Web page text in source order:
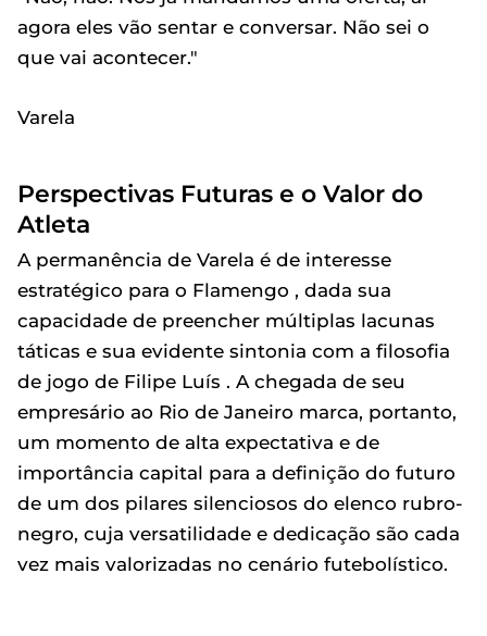
agora eles vão sentar e conversar. Não sei o
que vai acontecer."
Varela
Perspectivas Futuras e o Valor do
Atleta
A permanência de Varela é de interesse
estratégico para o Flamengo , dada sua
capacidade de preencher múltiplas lacunas
táticas e sua evidente sintonia com a filosofia
de jogo de Filipe Luís . A chegada de seu
empresário ao Rio de Janeiro marca, portanto,
um momento de alta expectativa e de
importância capital para a definição do futuro
de um dos pilares silenciosos do elenco rubro-
negro, cuja versatilidade e dedicação são cada
vez mais valorizadas no cenário futebolístico.